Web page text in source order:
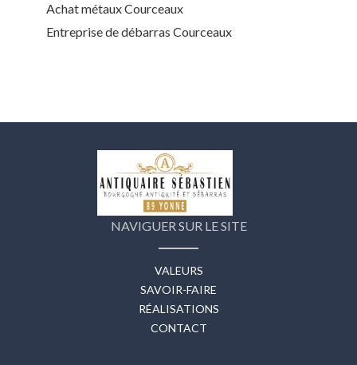
Achat métaux Courceaux
Entreprise de débarras Courceaux
NAVIGUER SUR LE SITE
VALEURS
SAVOIR-FAIRE
RÉALISATIONS
CONTACT